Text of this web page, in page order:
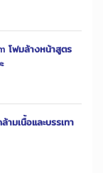
โฟมล้างหน้าสูตร
มเนื้อและบรรเทา